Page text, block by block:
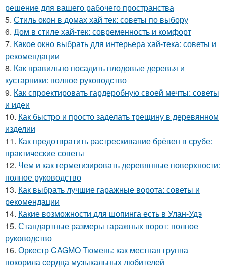
решение для вашего рабочего пространства
5. Стиль окон в домах хай тек: советы по выбору
6. Дом в стиле хай-тек: современность и комфорт
7. Какое окно выбрать для интерьера хай-тека: советы и
рекомендации
8. Как правильно посадить плодовые деревья и
кустарники: полное руководство
9. Как спроектировать гардеробную своей мечты: советы
и идеи
10. Как быстро и просто заделать трещину в деревянном
изделии
11. Как предотвратить растрескивание брёвен в срубе:
практические советы
12. Чем и как герметизировать деревянные поверхности:
полное руководство
13. Как выбрать лучшие гаражные ворота: советы и
рекомендации
14. Какие возможности для шопинга есть в Улан-Удэ
15. Стандартные размеры гаражных ворот: полное
руководство
16. Оркестр CAGMO Тюмень: как местная группа
покорила сердца музыкальных любителей